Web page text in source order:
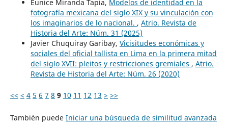
Eunice Miranda Tapia, Modelos de identidad en la
fotografía mexicana del siglo XIX y su vinculación con
los imaginarios de lo nacional. , Atrio. Revista de
Historia del Arte: Núm. 31 (2025)
Javier Chuquiray Garibay, Vicisitudes económicas y
sociales del oficial tallista en Lima en la primera mitad
del siglo XVII: pleitos y restricciones gremiales , Atrio.
Revista de Historia del Arte: Núm. 26 (2020)
<< < 4 5 6 7 8 9 10 11 12 13 > >>
También puede Iniciar una búsqueda de similitud avanzada